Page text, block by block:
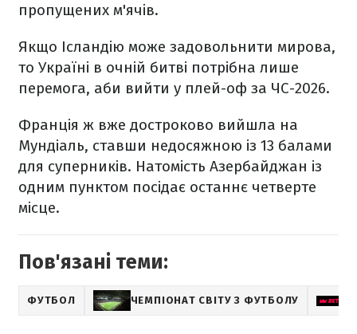
пропущених м'ячів.
Якщо Ісландію може задовольнити мирова,
то Україні в очній битві потрібна лише
перемога, аби вийти у плей-оф за ЧС-2026.
Франція ж вже достроково вийшла на
Мундіаль, ставши недосяжною із 13 балами
для суперників. Натомість Азербайджан із
одним пунктом посідає останнє четверте
місце.
Пов'язані теми:
ФУТБОЛ ЧЕМПІОНАТ СВІТУ З ФУТБОЛУ